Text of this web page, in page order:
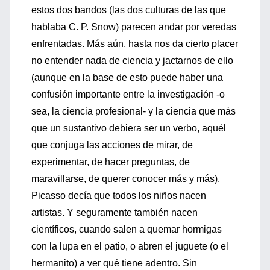
estos dos bandos (las dos culturas de las que
hablaba C. P. Snow) parecen andar por veredas
enfrentadas. Más aún, hasta nos da cierto placer
no entender nada de ciencia y jactarnos de ello
(aunque en la base de esto puede haber una
confusión importante entre la investigación -o
sea, la ciencia profesional- y la ciencia que más
que un sustantivo debiera ser un verbo, aquél
que conjuga las acciones de mirar, de
experimentar, de hacer preguntas, de
maravillarse, de querer conocer más y más).
Picasso decía que todos los niños nacen
artistas. Y seguramente también nacen
científicos, cuando salen a quemar hormigas
con la lupa en el patio, o abren el juguete (o el
hermanito) a ver qué tiene adentro. Sin